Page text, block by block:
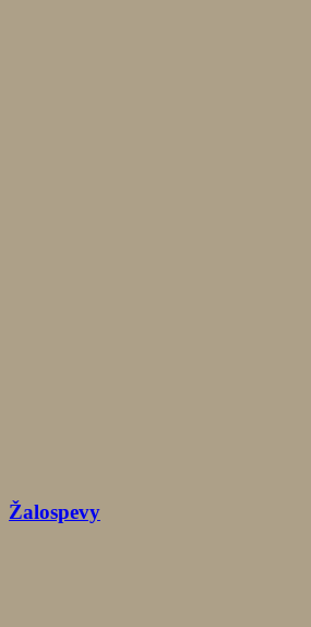
Žalospevy